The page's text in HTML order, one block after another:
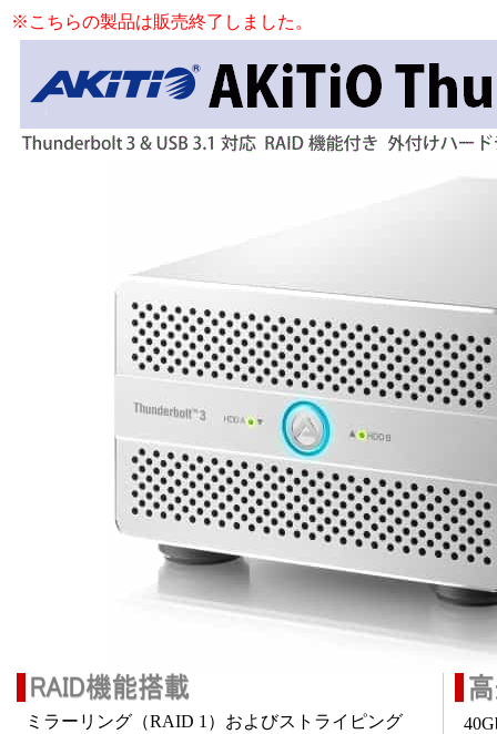
※こちらの製品は販売終了しました。
ミラーリング（RAID 1）およびストライピング